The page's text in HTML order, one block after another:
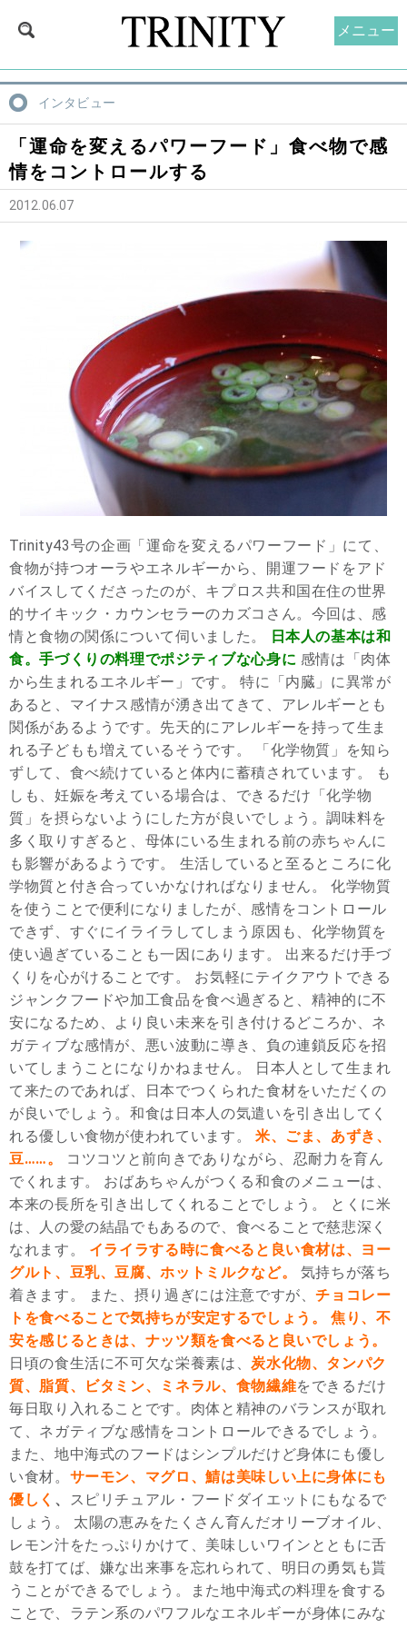
インタビュー
「運命を変えるパワーフード」食べ物で感
情をコントロールする
2012.06.07
Trinity43号の企画「運命を変えるパワーフード」にて、
食物が持つオーラやエネルギーから、開運フードをアド
バイスしてくださったのが、キプロス共和国在住の世界
的サイキック・カウンセラーのカズコさん。今回は、感
情と食物の関係について伺いました。
日本人の基本は和
食。手づくりの料理でポジティブな心身に 感情は「肉体
から生まれるエネルギー」です。 特に「内臓」に異常が
あると、マイナス感情が湧き出てきて、アレルギーとも
関係があるようです。先天的にアレルギーを持って生ま
れる子どもも増えているそうです。 「化学物質」を知ら
ずして、食べ続けていると体内に蓄積されています。 も
しも、妊娠を考えている場合は、できるだけ「化学物
質」を摂らないようにした方が良いでしょう。調味料を
多く取りすぎると、母体にいる生まれる前の赤ちゃんに
も影響があるようです。 生活していると至るところに化
学物質と付き合っていかなければなりません。 化学物質
を使うことで便利になりましたが、感情をコントロール
できず、すぐにイライラしてしまう原因も、化学物質を
使い過ぎていることも一因にあります。 出来るだけ手づ
くりを心がけることです。 お気軽にテイクアウトできる
ジャンクフードや加工食品を食べ過ぎると、精神的に不
安になるため、より良い未来を引き付けるどころか、ネ
ガティブな感情が、悪い波動に導き、負の連鎖反応を招
いてしまうことになりかねません。 日本人として生まれ
て来たのであれば、日本でつくられた食材をいただくの
が良いでしょう。和食は日本人の気遣いを引き出してく
れる優しい食物が使われています。 米、ごま、あずき、
豆……。
コツコツと前向きでありながら、忍耐力を育ん
でくれます。 おばあちゃんがつくる和食のメニューは、
本来の長所を引き出してくれることでしょう。 とくに米
は、人の愛の結晶でもあるので、食べることで慈悲深く
なれます。 イライラする時に食べると良い食材は、ヨー
グルト、豆乳、豆腐、ホットミルクなど。
気持ちが落ち
着きます。 また、摂り過ぎには注意ですが、チョコレー
トを食べることで気持ちが安定するでしょう。
焦り、不
安を感じるときは、ナッツ類を食べると良いでしょう。
日頃の食生活に不可欠な栄養素は、炭水化物、タンパク
質、脂質、ビタミン、ミネラル、食物繊維をできるだけ
毎日取り入れることです。肉体と精神のバランスが取れ
て、ネガティブな感情をコントロールできるでしょう。
また、地中海式のフードはシンプルだけど身体にも優し
い食材。 サーモン、マグロ、鯖は美味しい上に身体にも
優しく 、 スピリチュアル・フードダイエットにもなるで
しょう。 太陽の恵みをたくさん育んだオリーブオイル、
レモン汁をたっぷりかけて、美味しいワインとともに舌
鼓を打てば、嫌な出来事を忘れられて、明日の勇気も貰
うことができるでしょう。また地中海式の料理を食する
ことで、ラテン系のパワフルなエネルギーが身体にみな
メニュー